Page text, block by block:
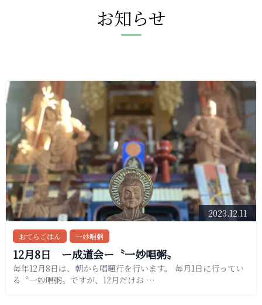
097-521-2585
お知らせ
2023.12.11
おてらごはん 一妙唱粥
12月8日 ー成道会ー〝一妙唱粥〟
毎年12月8日は、朝から唱題行を行います。 毎月1日に行ってい
る〝一妙唱粥〟ですが、12月だけお …